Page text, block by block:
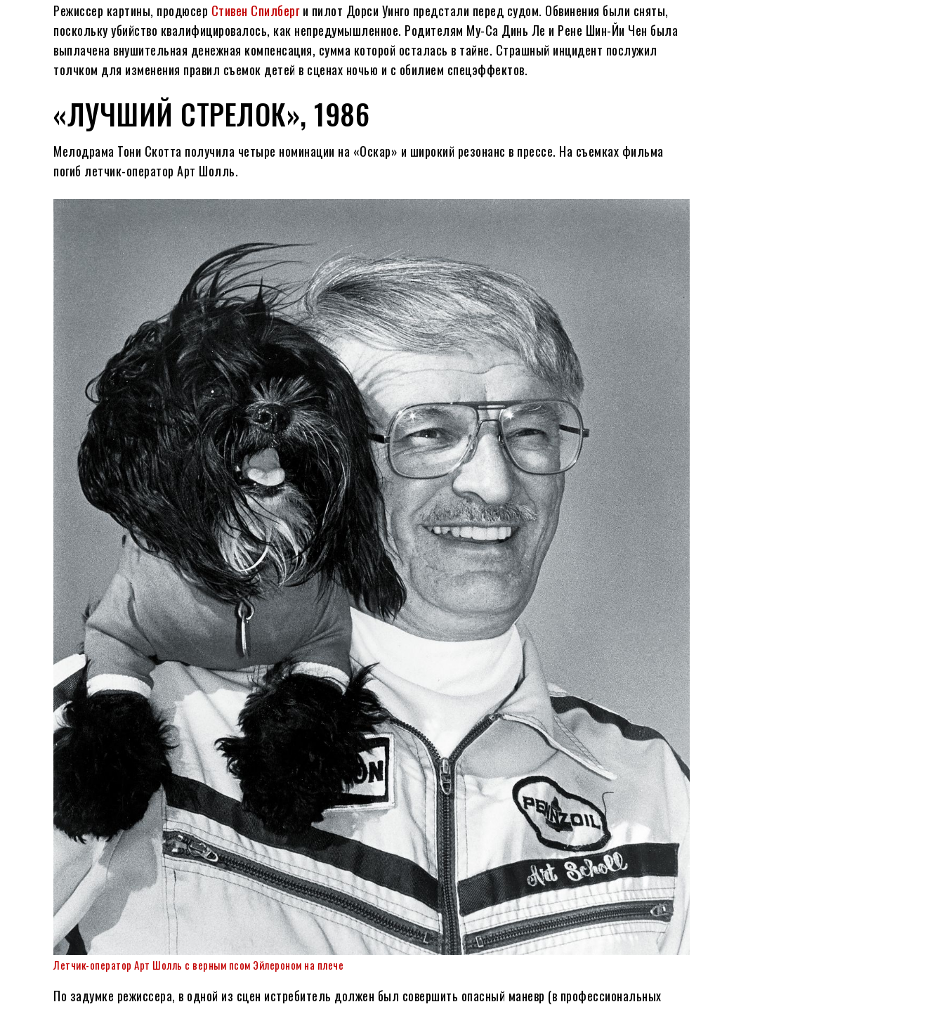
Режиссер картины, продюсер Стивен Спилберги пилот Дорси Уинго предстали перед судом. Обвинения были сняты,
поскольку убийство квалифицировалось, как непредумышленное. Родителям My-Ca Динь Ле и Рене Шин-Йи Чен была
выплачена внушительная денежная компенсация, сумма которой осталась в тайне. Страшный инцидент послужил
толчком для изменения правил съемок детей в сценах ночью и с обилием спецэффектов.
«ЛУЧШИЙ СТРЕЛОК», 1986
Мелодрама Тони Скотта получила четыре номинации на «Оскар» и широкий резонанс в прессе. На съемках фильма
погиб летчик-оператор Арт Шолль.
Летчик-оператор Арт Шолль с верным псом Эйлероном на плече
По задумке режиссера, в одной из сцен истребитель должен был совершить опасный маневр (в профессиональных